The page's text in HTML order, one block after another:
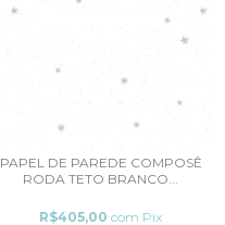
PAPEL DE PAREDE COMPOSÊ
RODA TETO BRANCO...
R$405,00 com Pix